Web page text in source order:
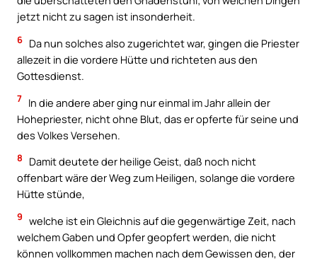
jetzt nicht zu sagen ist insonderheit.
6 Da nun solches also zugerichtet war, gingen die Priester
allezeit in die vordere Hütte und richteten aus den
Gottesdienst.
7 In die andere aber ging nur einmal im Jahr allein der
Hohepriester, nicht ohne Blut, das er opferte für seine und
des Volkes Versehen.
8
Damit deutete der heilige Geist, daß noch nicht
offenbart wäre der Weg zum Heiligen, solange die vordere
Hütte stünde,
9 welche ist ein Gleichnis auf die gegenwärtige Zeit, nach
welchem Gaben und Opfer geopfert werden, die nicht
können vollkommen machen nach dem Gewissen den, der